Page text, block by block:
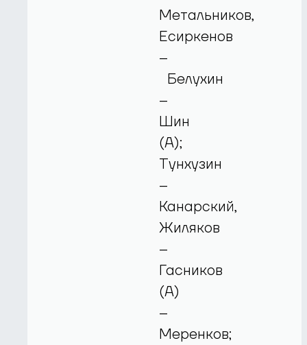
Метальников,
Есиркенов
–
Белухин
–
Шин
(А);
Тунхузин
–
Канарский,
Жиляков
–
Гасников
(А)
–
Меренков;